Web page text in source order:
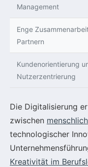
Management
Enge
Partnern
Kundenorientierung
Nutzerzentrierung
Die Digitalisierung
zwischen
technologischer
Kreativität im